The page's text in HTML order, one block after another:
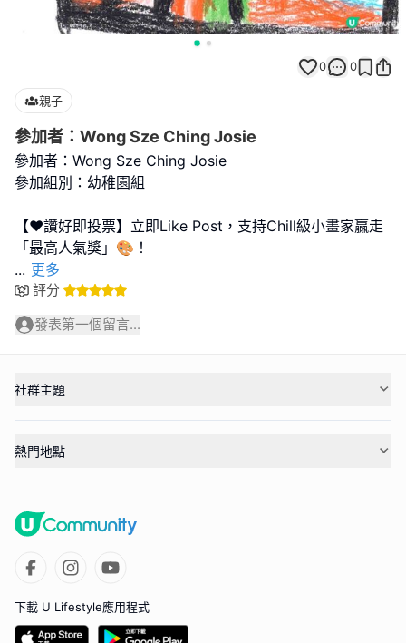
0 0
親子
參加者：Wong Sze Ching Josie
參加者：Wong Sze Ching Josie
參加組別：幼稚園組
【❤️讚好即投票】立即Like Post，支持Chill級小畫家贏走
... 更多
評分
發表第一個留言...
社群主題
熱門地點
下載 U Lifestyle應用程式